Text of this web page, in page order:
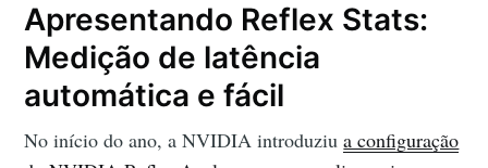
Apresentando Reflex Stats:
Medição de latência
automática e fácil
No início do ano, a NVIDIA introduziua configuração